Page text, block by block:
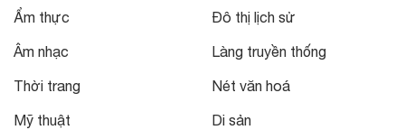
Ẩm thực
Âm nhạc
Thời trang
Mỹ thuật
Đô thị lịch sử
Làng truyền thống
Nét văn hoá
Di sản